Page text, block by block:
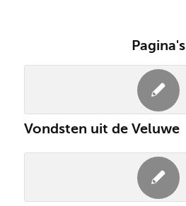
Pagina's
Vondsten uit de Veluwe